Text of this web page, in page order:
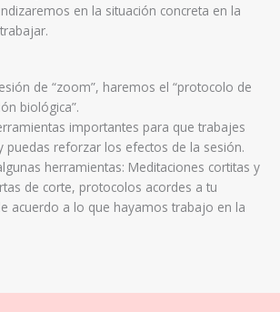
en la situación concreta en la
de “zoom”, haremos el “protocolo de
biológica”.
importantes para que trabajes
puedas reforzar los efectos de la sesión.
herramientas: Meditaciones cortitas y
de corte, protocolos acordes a tu
acuerdo a lo que hayamos trabajo en la